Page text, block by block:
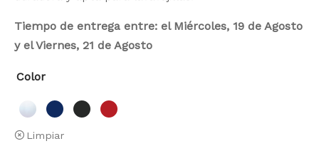
Tiempo de entrega entre: el Miércoles, 19 de Agosto
y el Viernes, 21 de Agosto
Color
Limpiar